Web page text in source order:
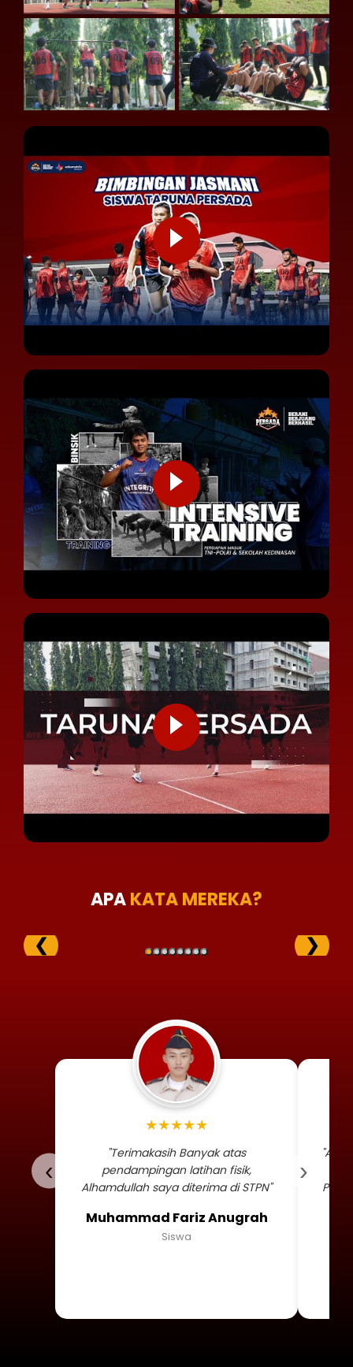
APAKATA MEREKA?
❮ ❯
‹
Foto profil siswa
★★★★★
"Terimakasih Banyak atas
pendampingan latihan fisik,
Alhamdullah saya diterima di STPN"
Muhammad Fariz Anugrah
Siswa
›